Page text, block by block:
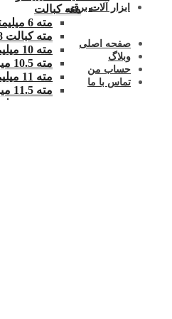
ابزار آلات برقی
صفحه اصلی
وبلاگ
حساب من
تماس با ما
مته کبالت
مته 6 میلیمتر HSSCO8%
مته کبالت 8میلیمتر 8%HSSCO
مته 10 میلیمتر HSSCO8%
مته 10.5 میلیمتر HSSCO8%
مته 11 میلیمتر HSSCO8%
مته 11.5 میلیمتر HSSCO8%